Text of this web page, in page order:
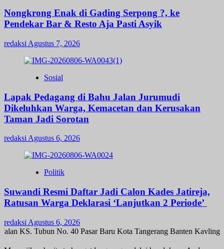
Nongkrong Enak di Gading Serpong ?, ke
Pendekar Bar & Resto Aja Pasti Asyik
redaksi Agustus 7, 2026
Sosial
Lapak Pedagang di Bahu Jalan Jurumudi
Dikeluhkan Warga, Kemacetan dan Kerusakan
Taman Jadi Sorotan
redaksi Agustus 6, 2026
Politik
Suwandi Resmi Daftar Jadi Calon Kades Jatireja,
Ratusan Warga Deklarasi ‘Lanjutkan 2 Periode’
redaksi Agustus 6, 2026
KS. Tubun No. 40 Pasar Baru Kota Tangerang Banten Kavling